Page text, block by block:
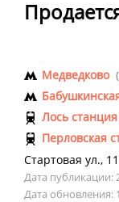
Медведково
Лось станция
Перловская
Стартовая ул., 11
Дата публикации:
Дата обновления: